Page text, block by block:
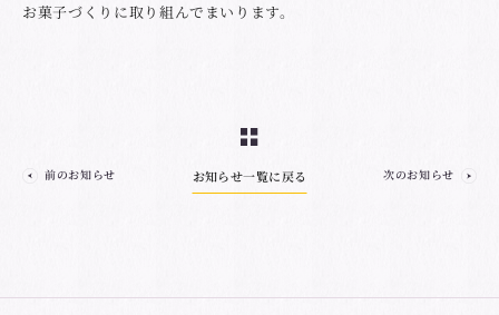
お菓子づくりに取り組んでまいります。
前のお知らせ お知らせ一覧に戻る 次のお知らせ